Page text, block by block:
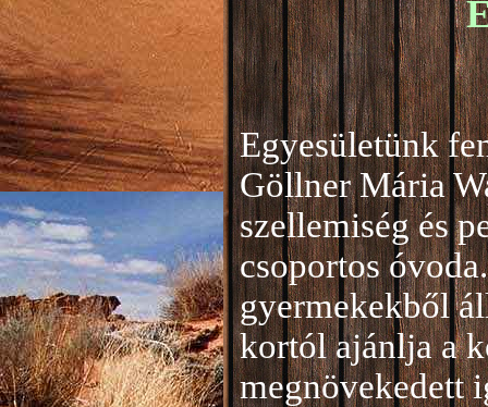
Egyesületünk
Göllner Mária
szellemiség és
csoportos
gyermekekből
kortól ajánlja a
megnövekedett